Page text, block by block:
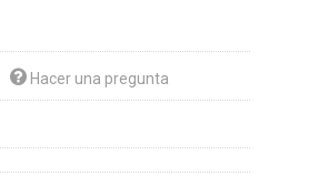
Hacer una pregunta